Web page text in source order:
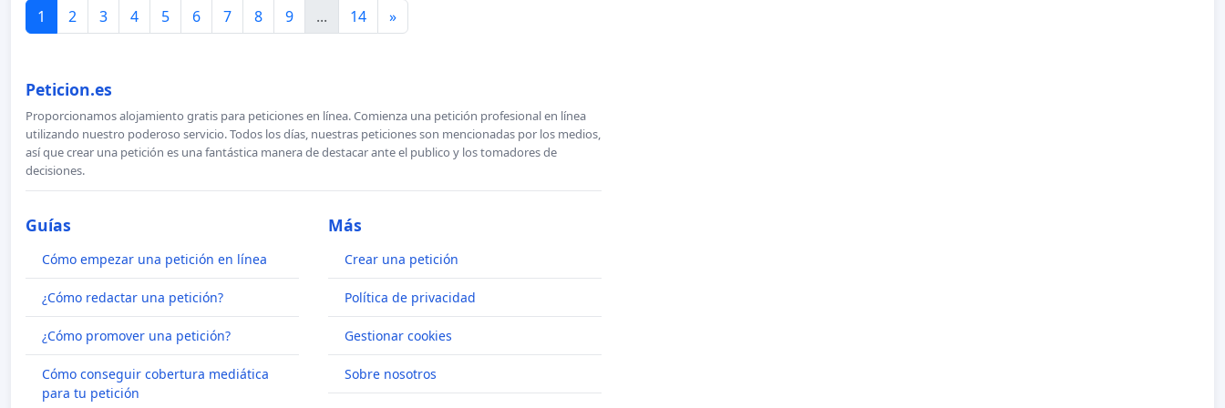
1 2 3 4 5 6 7 8 9 ... 14 »
Peticion.es
Proporcionamos alojamiento gratis para peticiones en línea. Comienza una petición profesional en línea
utilizando nuestro poderoso servicio. Todos los días, nuestras peticiones son mencionadas por los medios,
así que crear una petición es una fantástica manera de destacar ante el publico y los tomadores de
decisiones.
Guías
Cómo empezar una petición en línea
¿Cómo redactar una petición?
¿Cómo promover una petición?
Cómo conseguir cobertura mediática
para tu petición
Más
Crear una petición
Política de privacidad
Gestionar cookies
Sobre nosotros